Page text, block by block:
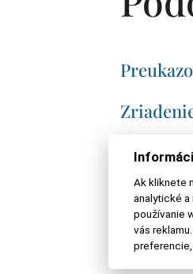
Ako
Dedia
Ako
Ak kliknete
analytické
používanie
vás reklamu.
preferencie,